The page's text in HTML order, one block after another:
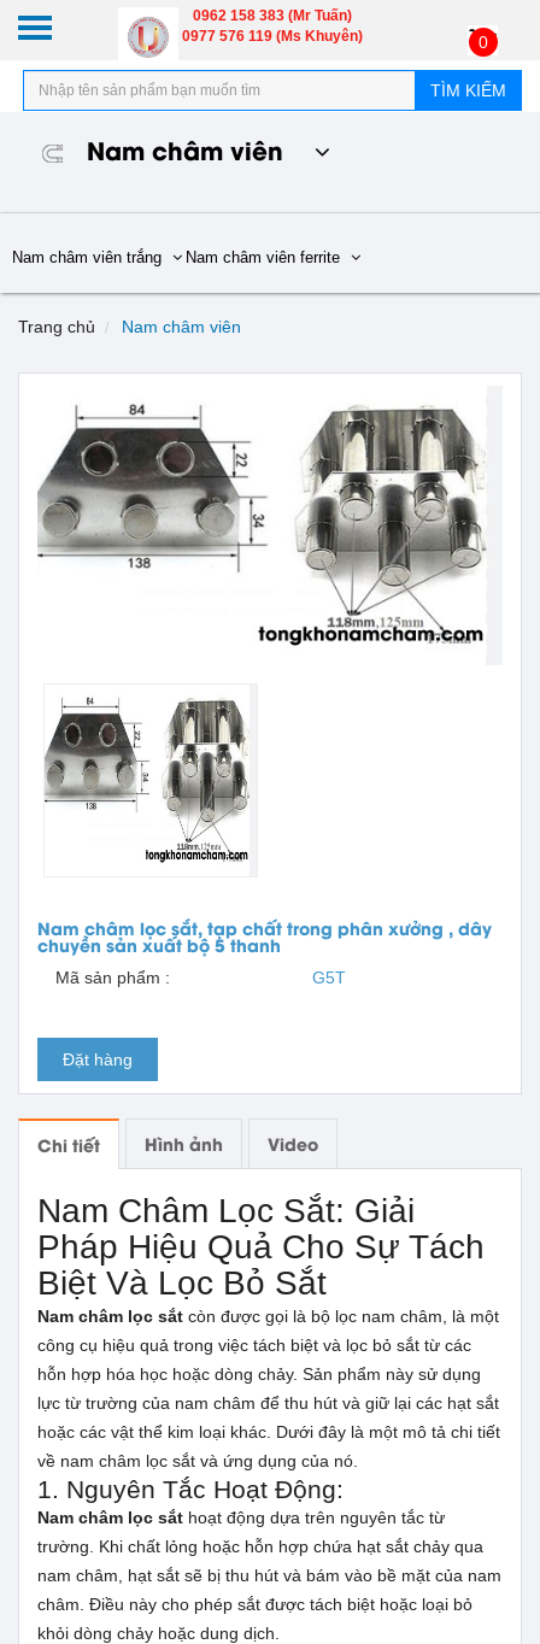
0962 158 383 (Mr Tuấn)
0977 576 119 (Ms Khuyên)
0
TÌM KIẾM
Nam châm viên
Nam châm viên trắng Nam châm viên ferrite
Trang chủ Nam châm viên
Nam châm lọc sắt, tạp chất trong phân xưởng , dây
chuyền sản xuất bộ 5 thanh
Mã sản phẩm : G5T
Đặt hàng
Chi tiết Hình ảnh Video
Nam Châm Lọc Sắt: Giải
Pháp Hiệu Quả Cho Sự Tách
Biệt Và Lọc Bỏ Sắt
Nam châm lọc sắt còn được gọi là bộ lọc nam châm, là một
công cụ hiệu quả trong việc tách biệt và lọc bỏ sắt từ các
hỗn hợp hóa học hoặc dòng chảy. Sản phẩm này sử dụng
lực từ trường của nam châm để thu hút và giữ lại các hạt sắt
hoặc các vật thể kim loại khác. Dưới đây là một mô tả chi tiết
về nam châm lọc sắt và ứng dụng của nó.
1. Nguyên Tắc Hoạt Động:
Nam châm lọc sắt hoạt động dựa trên nguyên tắc từ
trường. Khi chất lỏng hoặc hỗn hợp chứa hạt sắt chảy qua
nam châm, hạt sắt sẽ bị thu hút và bám vào bề mặt của nam
châm. Điều này cho phép sắt được tách biệt hoặc loại bỏ
khỏi dòng chảy hoặc dung dịch.